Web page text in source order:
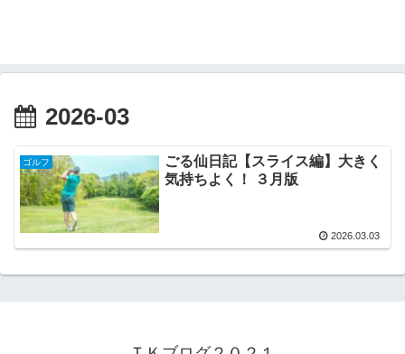
2026-03
ゴルフ
ごる仙日記【スライス編】大きく
気持ちよく！ ３月版
2026.03.03